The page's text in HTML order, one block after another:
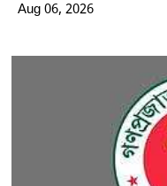
Aug 06, 2026